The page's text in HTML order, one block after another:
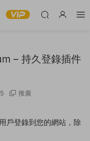
– 持久登錄插件
推廣
戶登錄到您的網站，除